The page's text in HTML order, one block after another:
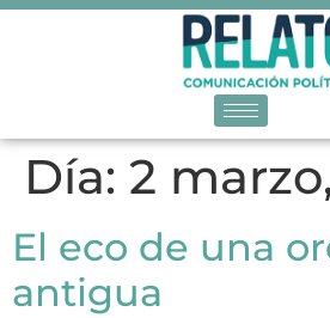
Día: 2
El eco de una
antigua